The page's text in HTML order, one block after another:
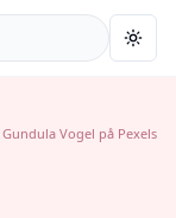
Gundula Vogel på Pexels